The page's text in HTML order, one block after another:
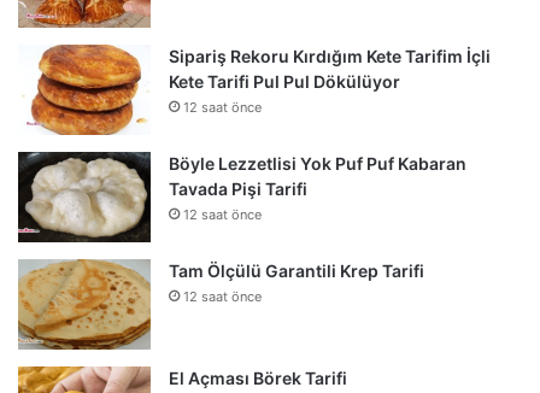
Sipariş Rekoru Kırdığım Kete Tarifim İçli
Kete Tarifi Pul Pul Dökülüyor
12 saat önce
Böyle Lezzetlisi Yok Puf Puf Kabaran
Tavada Pişi Tarifi
12 saat önce
Tam Ölçülü Garantili Krep Tarifi
12 saat önce
El Açması Börek Tarifi